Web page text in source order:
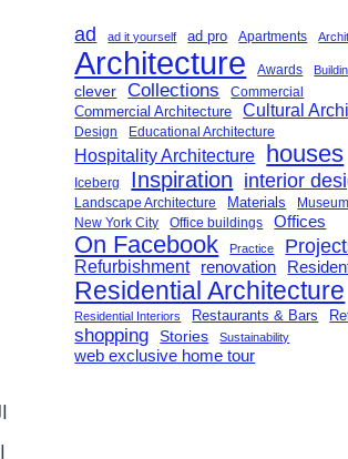
ad ad it yourself ad pro Apartments
Architecture Awards
clever
Collections Commercial
Commercial Architecture Cultural
Design Educational Architecture
Hospitality Architecture houses
Iceberg Inspiration interior
Landscape Architecture Materials
New York City
Office buildings Offices
On Facebook Practice
Refurbishment renovation
Residential Architecture
Residential Interiors Restaurants & Bars
shopping Stories Sustainability
web exclusive home tour